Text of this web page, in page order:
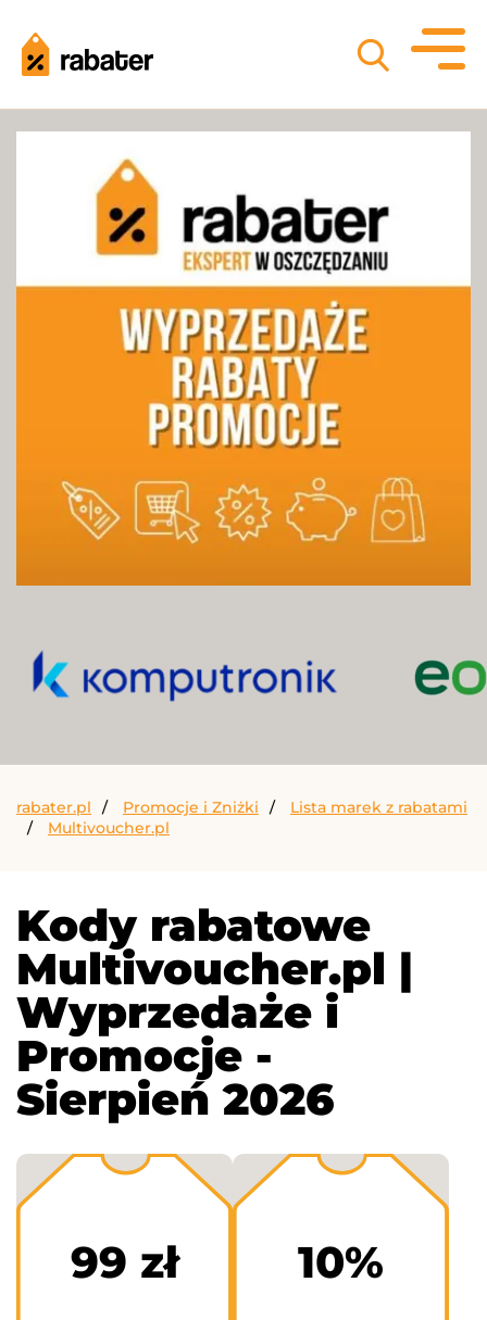
rabater.pl Promocje i Zniżki
Lista marek z rabatami
Multivoucher.pl
Kody rabatowe
Multivoucher.pl |
Wyprzedaże i
Promocje -
Sierpień 2026
99 zł 10%